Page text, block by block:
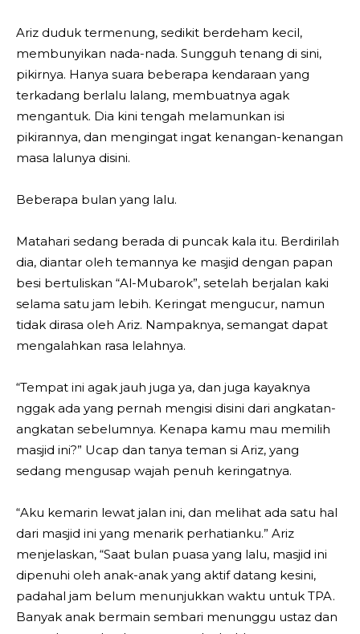
Ariz duduk termenung, sedikit berdeham kecil,
membunyikan nada-nada. Sungguh tenang di sini,
pikirnya. Hanya suara beberapa kendaraan yang
terkadang berlalu lalang, membuatnya agak
mengantuk. Dia kini tengah melamunkan isi
pikirannya, dan mengingat ingat kenangan-kenangan
masa lalunya disini.
Beberapa bulan yang lalu.
Matahari sedang berada di puncak kala itu. Berdirilah
dia, diantar oleh temannya ke masjid dengan papan
besi bertuliskan “Al-Mubarok”, setelah berjalan kaki
selama satu jam lebih. Keringat mengucur, namun
tidak dirasa oleh Ariz. Nampaknya, semangat dapat
mengalahkan rasa lelahnya.
“Tempat ini agak jauh juga ya, dan juga kayaknya
nggak ada yang pernah mengisi disini dari angkatan-
angkatan sebelumnya. Kenapa kamu mau memilih
masjid ini?” Ucap dan tanya teman si Ariz, yang
sedang mengusap wajah penuh keringatnya.
“Aku kemarin lewat jalan ini, dan melihat ada satu hal
dari masjid ini yang menarik perhatianku.” Ariz
menjelaskan, “Saat bulan puasa yang lalu, masjid ini
dipenuhi oleh anak-anak yang aktif datang kesini,
padahal jam belum menunjukkan waktu untuk TPA.
Banyak anak bermain sembari menunggu ustaz dan